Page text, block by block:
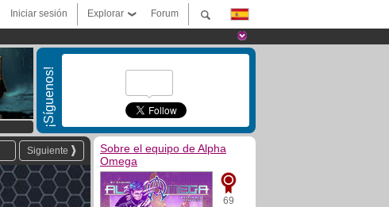
Forum
Explorar
Iniciar sesión
¡Síguenos!
Siguiente
Sobre el equipo de Alpha
Omega
69